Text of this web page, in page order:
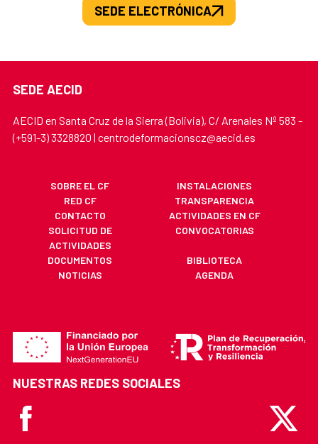
SEDE ELECTRÓNICA
SEDE AECID
AECID en Santa Cruz de la Sierra (Bolivia), C/ Arenales Nº 583 -
(+591-3) 3328820 | centrodeformacionscz@aecid.es
SOBRE EL CF
INSTALACIONES
RED CF
TRANSPARENCIA
CONTACTO
ACTIVIDADES EN CF
SOLICITUD DE
ACTIVIDADES
CONVOCATORIAS
DOCUMENTOS
BIBLIOTECA
NOTICIAS
AGENDA
NUESTRAS REDES SOCIALES
Facebook
X